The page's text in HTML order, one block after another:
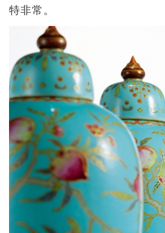
特非常。